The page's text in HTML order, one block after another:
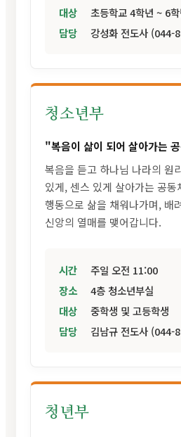
대상
초등학교 4학년 ~ 6
담당
강성화 전도사 (044-
청소년부
"복음이 삶이 되어 살아가는
복음을 듣고 하나님 나라의 원
있게, 센스 있게 살아가는 공동
행동으로 삶을 채워나가며, 배
신앙의 열매를 맺어갑니다.
시간
주일 오전 11:00
장소
4층 청소년부실
대상
중학생 및 고등학생
담당
김남규 전도사 (044-
청년부